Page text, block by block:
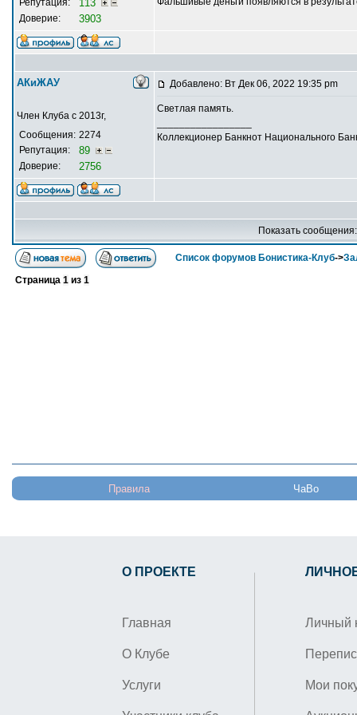
113
Доверие: 3903
АКиЖАУ
Член Клуба с 2013г,
Сообщения: 2274
Репутация:
89
Доверие: 2756
Добавлено: Вт Дек 06, 2022 19:35 pm
Светлая память.
Коллекционер Банкнот Национального
Показать
Список форумов Бонистика-Клуб->
Страница 1 из 1
Правила ЧаВо
О ПРОЕКТЕ
Главная
О Клубе
Услуги
Личный
Мои